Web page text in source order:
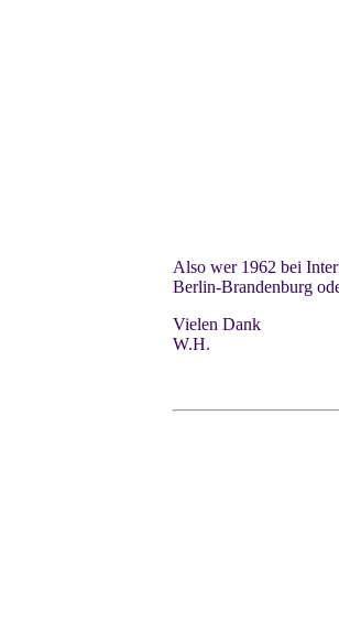
Also wer 1962 bei
Berlin-Brandenburg
Vielen Dank
W.H.